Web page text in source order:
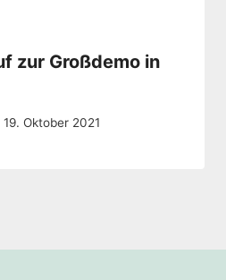
zur Großdemo in
19. Oktober 2021